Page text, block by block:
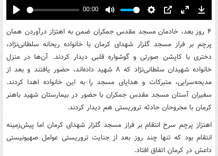
Play
00:00
Mute Settings
PIP Enter
fullscreen
۴ روز بعد، خادمان مسجد مقدس جمکران ضمن به اهتزاز درآوردن همان
پرچم بر فراز مسجد گلزار شهدای کرمان با خانواده ریحانه سلطانی‌نژاد،
دختری با کاپشن صورتی و گوشواره قلبی دیدار کردند. آن‌ها در منزل
خانواده شهیدان سلطانی‌نژاد که ۸ شهید داده‌اند، حضور یافتند و بعد از
مدیحه‌سرایی، متبرکات و هدایای مسجد را به این خانواده اهدا کردند.
سفیران آستان مسجد مقدس جمکران با حضور در بیمارستان شهید باهنر
کرمان با مجروحان حادثه تروریستی هم دیدار کردند.
اهتزاز پرچم سرخ انتقام بر فراز مسجد گلزار شهدای کرمان اما پیش‌زمینه
انتقام بود که تنها چند روز بعد از جنایت تروریستی عوامل صهیونیستی
داعش در کرمان اتفاق افتاد.